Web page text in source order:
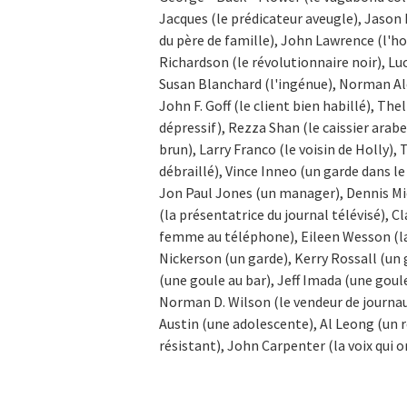
Jacques (le prédicateur aveugle),
du père de famille), John Lawrence
Richardson (le révolutionnaire noir),
Susan Blanchard (l'ingénue), Norman
John F. Goff (le client bien habillé),
dépressif), Rezza Shan (le caissier
brun), Larry Franco (le voisin de
débraillé), Vince Inneo (un garde dans
Jon Paul Jones (un manager), Dennis
(la présentatrice du journal télévisé),
femme au téléphone), Eileen Wesson
Nickerson (un garde), Kerry Rossall
(une goule au bar), Jeff Imada (une
Norman D. Wilson (le vendeur de
Austin (une adolescente), Al Leong
résistant), John Carpenter (la voix qui